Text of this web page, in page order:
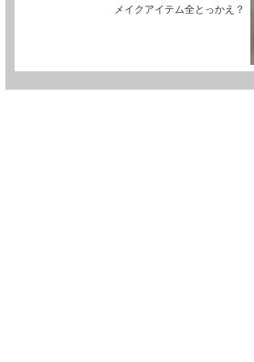
メイクアイテム全とっかえ？